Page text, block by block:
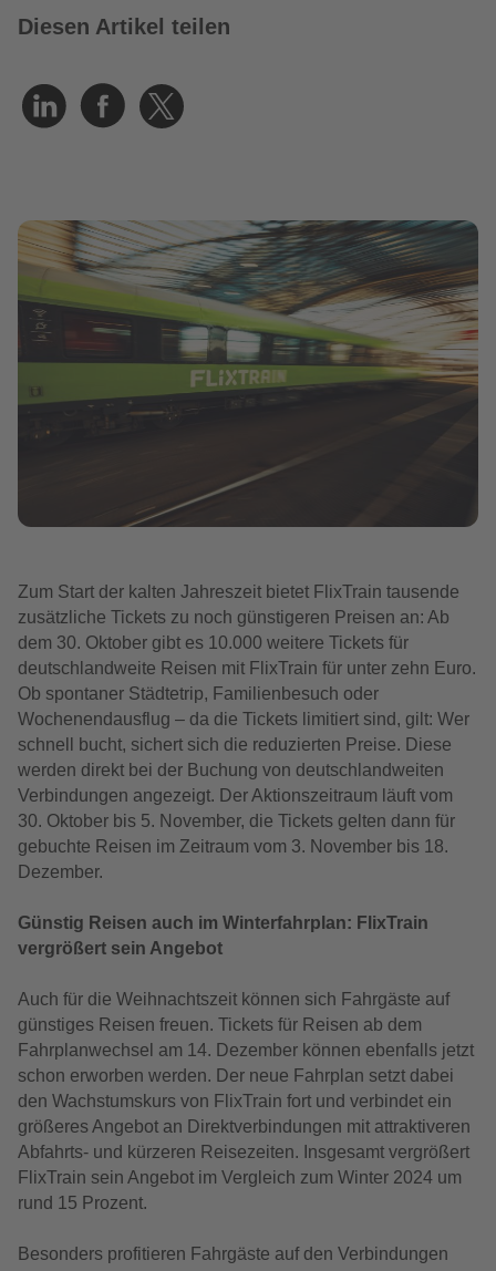
Diesen Artikel teilen
Zum Start der kalten Jahreszeit bietet FlixTrain tausende
zusätzliche Tickets zu noch günstigeren Preisen an: Ab
dem 30. Oktober gibt es 10.000 weitere Tickets für
deutschlandweite Reisen mit FlixTrain für unter zehn Euro.
Ob spontaner Städtetrip, Familienbesuch oder
Wochenendausflug – da die Tickets limitiert sind, gilt: Wer
schnell bucht, sichert sich die reduzierten Preise. Diese
werden direkt bei der Buchung von deutschlandweiten
Verbindungen angezeigt. Der Aktionszeitraum läuft vom
30. Oktober bis 5. November, die Tickets gelten dann für
gebuchte Reisen im Zeitraum vom 3. November bis 18.
Dezember.
Günstig Reisen auch im Winterfahrplan: FlixTrain
vergrößert sein Angebot
Auch für die Weihnachtszeit können sich Fahrgäste auf
günstiges Reisen freuen. Tickets für Reisen ab dem
Fahrplanwechsel am 14. Dezember können ebenfalls jetzt
schon erworben werden. Der neue Fahrplan setzt dabei
den Wachstumskurs von FlixTrain fort und verbindet ein
größeres Angebot an Direktverbindungen mit attraktiveren
Abfahrts- und kürzeren Reisezeiten. Insgesamt vergrößert
FlixTrain sein Angebot im Vergleich zum Winter 2024 um
rund 15 Prozent.
Besonders profitieren Fahrgäste auf den Verbindungen